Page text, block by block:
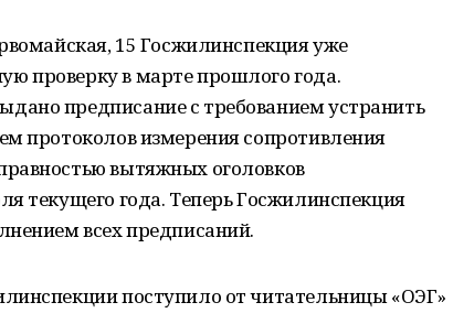
15 Госжилинспекция уже
проверку в марте прошлого года.
предписание с требованием устранить
протоколов измерения сопротивления
вытяжных оголовков
текущего года. Теперь Госжилинспекция
всех предписаний.
поступило от читательницы «ОЭГ»